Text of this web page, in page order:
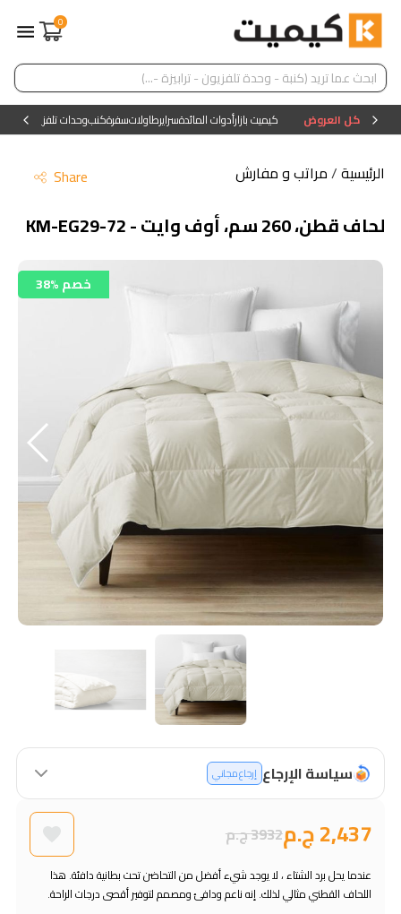
0
كل العروض كيميت بازارأدوات المائدةسرايرطاولاتسفرةكنبوحدات تلفزيون
الرئيسية/مراتب و مفارش Share
لحاف قطن، 260 سم، أوف وايت - KM-EG29-72
38% خصم
سياسة الإرجاع إرجاع مجاني
2,437 ج.م 3932 ج.م
عندما يحل برد الشتاء ، لا يوجد شيء أفضل من التحاضن تحت بطانية دافئة. هذا
اللحاف القطني مثالي لذلك. إنه ناعم ودافئ ومصمم لتوفير أقصى درجات الراحة.